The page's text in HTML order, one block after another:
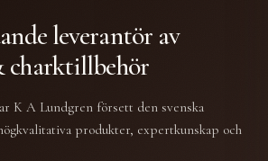
leverantör av
charktillbehör
K A Lundgren försett den svenska
produkter, expertkunskap och